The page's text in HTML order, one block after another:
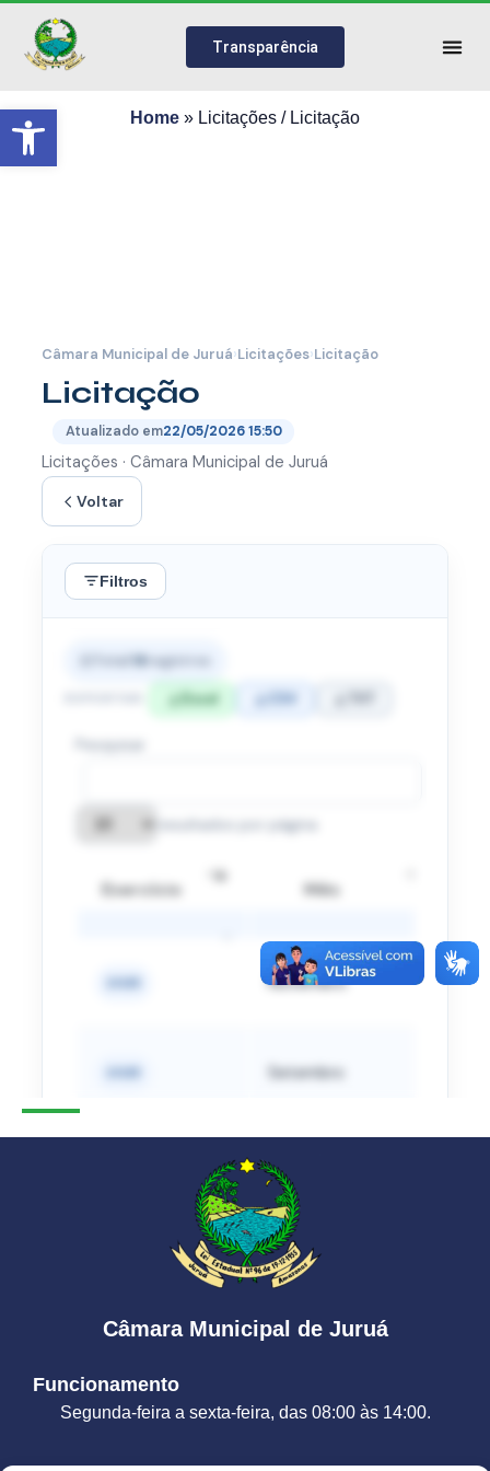
Abrir a barra de ferramentas
Transparência
Home » Licitações / Licitação
Câmara Municipal de Juruá
Funcionamento
Segunda-feira a sexta-feira, das 08:00 às 14:00.